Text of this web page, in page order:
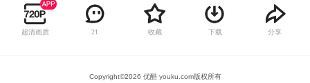
是周恩来在建国后多次公开“感激”的钱壮飞；以
及《潜伏》中涉及的李克农是世界闻名的中共“特
工王”，故事非常重磅，而且这些真实的故事对比
超清画质 21 收藏 下载 分享
Copyright©2026 优酷 youku.com版权所有